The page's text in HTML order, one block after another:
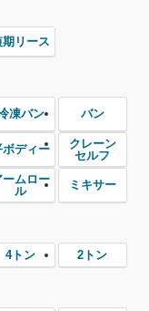
期リース
凍バン バン
ボディー
クレーン
セルフ
ームロー
ル
ミキサー
4トン 2トン